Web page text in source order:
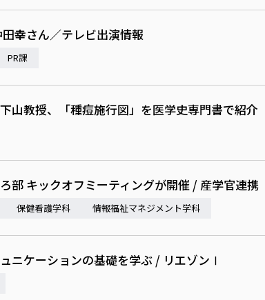
幸さん／テレビ出演情報
PR課
下山教授、「種痘施行図」を医学史専門書で紹介
ろ部 キックオフミーティングが開催 / 産学官連携
保健看護学科 情報福祉マネジメント学科
ュニケーションの基礎を学ぶ / リエゾンⅠ